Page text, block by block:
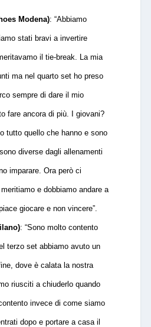
Modena): “Abbiamo
stati bravi a invertire
il tie-break. La mia
ma nel quarto set ho preso
sempre di dare il mio
fare ancora di più. I giovani?
tutto quello che hanno e sono
diverse dagli allenamenti
imparare. Ora però ci
e dobbiamo andare a
giocare e non vincere”.
: “Sono molto contento
terzo set abbiamo avuto un
dove è calata la nostra
riusciti a chiuderlo quando
invece di come siamo
dopo e portare a casa il